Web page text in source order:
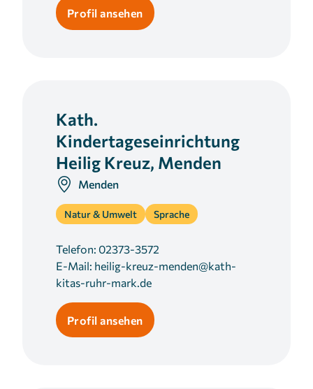
Profil ansehen
Kath.
Kindertageseinrichtung
Heilig Kreuz, Menden
Menden
Natur & Umwelt Sprache
Telefon: 02373-3572
E-Mail: heilig-kreuz-menden@kath-
kitas-ruhr-mark.de
Profil ansehen